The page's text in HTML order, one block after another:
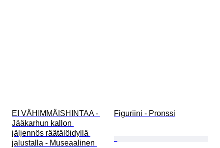
EI VÄHIMMÄISHINTAA -
Jääkarhun kallon
jäljennös räätälöidyllä
jalustalla - Museaalinen
Figuriini - Pronssi